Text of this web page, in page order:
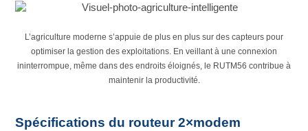
L’agriculture moderne s’appuie de plus en plus sur des capteurs pour
optimiser la gestion des exploitations. En veillant à une connexion
ininterrompue, même dans des endroits éloignés, le RUTM56 contribue à
maintenir la productivité.
Spécifications du routeur 2×modem